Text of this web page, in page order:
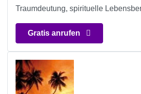
Traumdeutung, spirituelle
Gratis anrufen